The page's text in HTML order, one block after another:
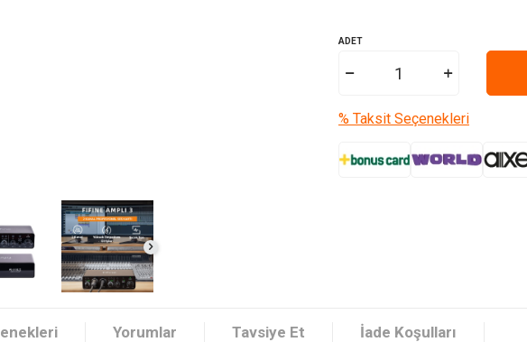
ADET
% Taksit Seçenekleri
Yorumlar Tavsiye Et İade Koşulları